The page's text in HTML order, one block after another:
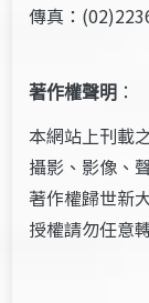
傳真：
著作權聲明 ：
本網站上刊載
攝影、影像、
著作權歸世新
授權請勿任意